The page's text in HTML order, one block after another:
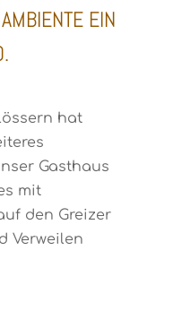
EIN K
hat
Gasthaus
mit
den Greizer
Verweilen